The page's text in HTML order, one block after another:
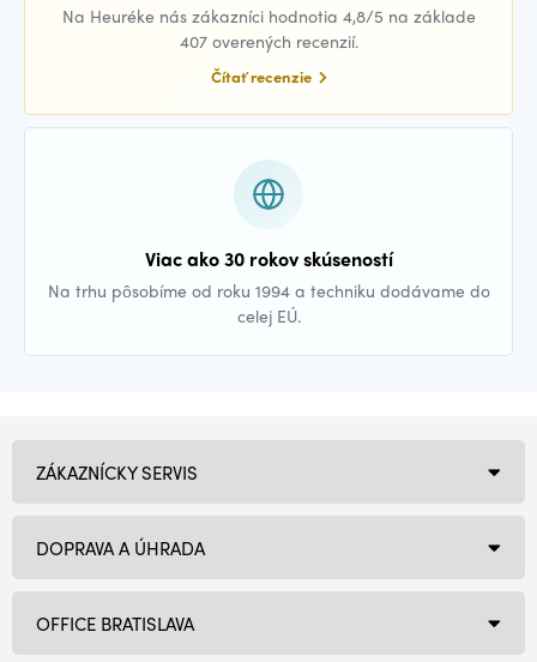
Na Heuréke nás zákazníci hodnotia 4,8/5 na základe
407 overených recenzií.
Čítať recenzie
Viac ako 30 rokov skúseností
Na trhu pôsobíme od roku 1994 a techniku dodávame do
celej EÚ.
OFFICE BRATISLAVA
ZÁKAZNÍCKY SERVIS
DOPRAVA A ÚHRADA